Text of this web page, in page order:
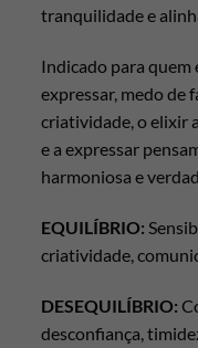
tranquilidade e
Indicado para quem
expressar, medo de
criatividade, o elixir
e a expressar
harmoniosa e
EQUILÍBRIO:
criatividade,
DESEQUILÍBRIO:
desconfiança,